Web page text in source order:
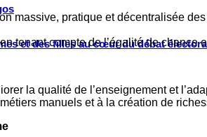
et des filles au cœur du débat
massive, pratique et décentralisée
tenant compte de l’égalité de
la qualité de l’enseignement et
manuels et à la création de